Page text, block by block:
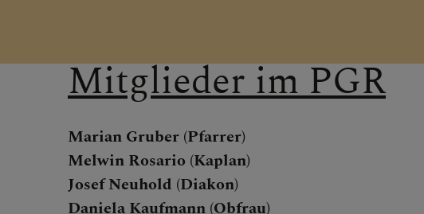
KLICKEN SIE
ÖFFNEN
PFARRTEAM
Mitglieder im PGR
Marian Gruber (Pfarrer)
Melwin Rosario (Kaplan)
Josef Neuhold (Diakon)
Daniela Kaufmann (Obfrau)